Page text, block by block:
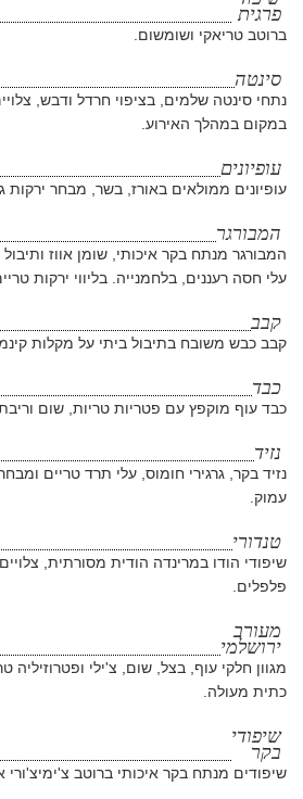
פרגית
ברוטב טריאקי ושומשום.
סינטה
נתחי סינטה שלמים, בציפוי חרדל ודבש,
במקום במהלך האירוע.
עופיונים
עופיונים ממולאים באורז, בשר, מבחר ירקות
המבורגר
המבורגר מנתח בקר איכותי, שומן אווז
עלי חסה רעננים, בלחמנייה. בליווי ירקות
קבב
קבב כבש משובח בתיבול ביתי על מקלות
כבד
כבד עוף מוקפץ עם פטריות טריות, שום
נזיד
נזיד בקר, גרגירי חומוס, עלי תרד טריים
עמוק.
טנדורי
שיפודי הודו במרינדה הודית מסורתית,
פלפלים.
מעורב
ירושלמי
מגוון חלקי עוף, בצל, שום, צ'ילי ופטרוזיליה
כתית מעולה.
שיפודי
בקר
שיפודים מנתח בקר איכותי ברוטב צ'ימיצ'ורי